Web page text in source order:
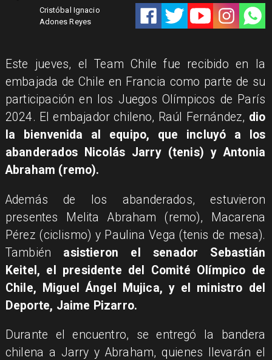
Cristóbal Ignacio
Adones Reyes
Este jueves, el Team Chile fue recibido en la
embajada de Chile en Francia como parte de su
participación en los Juegos Olímpicos de París
2024. El embajador chileno, Raúl Fernández, dio
la bienvenida al equipo, que incluyó a los
abanderados Nicolás Jarry (tenis) y Antonia
Abraham (remo).
Además de los abanderados, estuvieron
presentes Melita Abraham (remo), Macarena
Pérez (ciclismo) y Paulina Vega (tenis de mesa).
También asistieron el senador Sebastián
Keitel, el presidente del Comité Olímpico de
Chile, Miguel Ángel Mujica, y el ministro del
Deporte, Jaime Pizarro.
Durante el encuentro, se entregó la bandera
chilena a Jarry y Abraham, quienes llevarán el